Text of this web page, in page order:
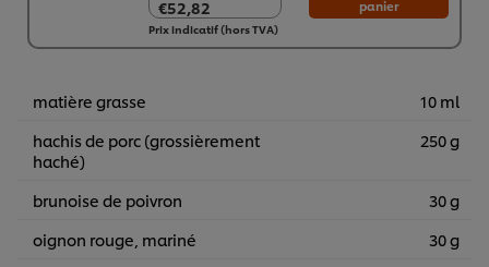
€52,82
€52,82
panier
Prix indicatif (hors TVA)
matière grasse
10 ml
hachis de porc (grossièrement
haché)
250 g
brunoise de poivron
30 g
oignon rouge, mariné
30 g